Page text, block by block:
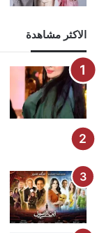
الاكثر مشاهدة